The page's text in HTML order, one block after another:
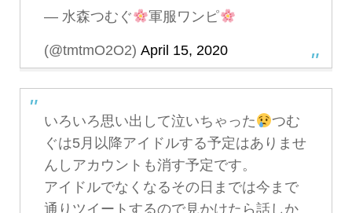
— 水森つむぐ 軍服ワンピ
(@tmtmO2O2) April 15, 2020
いろいろ思い出して泣いちゃった
つむ
ぐは5月以降アイドルする予定はありませ
んしアカウントも消す予定です。
アイドルでなくなるその日までは今まで
通りツイートするので見かけたら話しか